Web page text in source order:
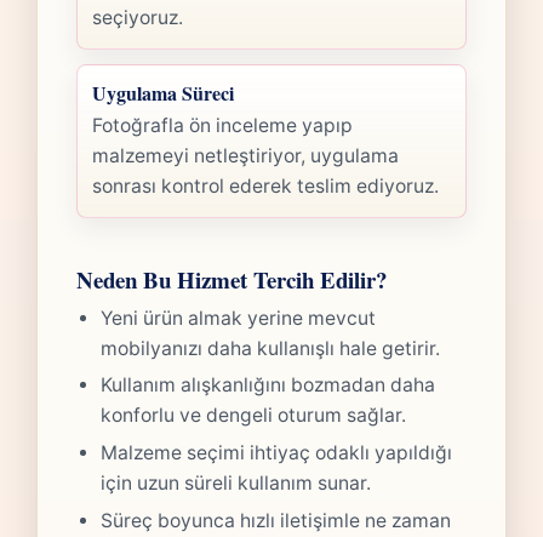
seçiyoruz.
Uygulama Süreci
Fotoğrafla ön inceleme yapıp
malzemeyi netleştiriyor, uygulama
sonrası kontrol ederek teslim ediyoruz.
Neden Bu Hizmet Tercih Edilir?
Yeni ürün almak yerine mevcut
mobilyanızı daha kullanışlı hale getirir.
Kullanım alışkanlığını bozmadan daha
konforlu ve dengeli oturum sağlar.
Malzeme seçimi ihtiyaç odaklı yapıldığı
için uzun süreli kullanım sunar.
Süreç boyunca hızlı iletişimle ne zaman